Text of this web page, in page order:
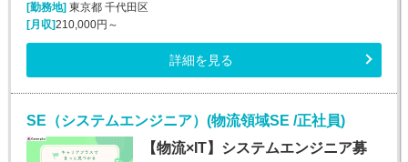
[勤務地] 東京都 千代田区
[月収]210,000円～
詳細を見る
SE（システムエンジニア）(物流領域SE /正社員)
【物流×IT】システムエンジニア募